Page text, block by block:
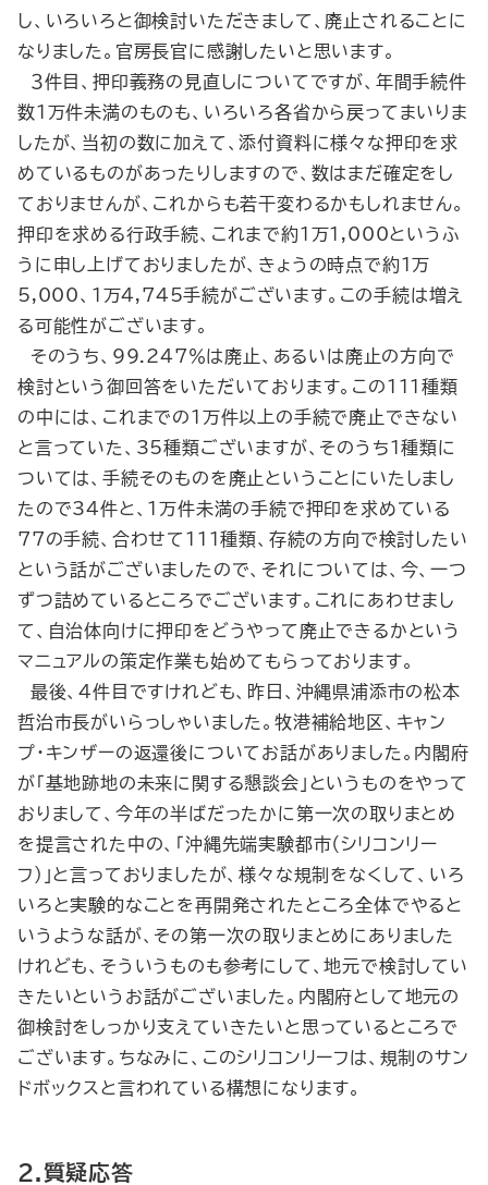
し、いろいろと御検討いただきまして、廃止されることに
なりました。官房長官に感謝したいと思います。
３件目、押印義務の見直しについてですが、年間手続件
数１万件未満のものも、いろいろ各省から戻ってまいりま
したが、当初の数に加えて、添付資料に様々な押印を求
めているものがあったりしますので、数はまだ確定をし
ておりませんが、これからも若干変わるかもしれません。
押印を求める行政手続、これまで約１万1,000というふ
うに申し上げておりましたが、きょうの時点で約１万
5,000、１万4,745手続がございます。この手続は増え
る可能性がございます。
そのうち、99.247％は廃止、あるいは廃止の方向で
検討という御回答をいただいております。この111種類
の中には、これまでの１万件以上の手続で廃止できない
と言っていた、35種類ございますが、そのうち１種類に
ついては、手続そのものを廃止ということにいたしまし
たので34件と、１万件未満の手続で押印を求めている
77の手続、合わせて111種類、存続の方向で検討したい
という話がございましたので、それについては、今、一つ
ずつ詰めているところでございます。これにあわせまし
て、自治体向けに押印をどうやって廃止できるかという
マニュアルの策定作業も始めてもらっております。
最後、４件目ですけれども、昨日、沖縄県浦添市の松本
哲治市長がいらっしゃいました。牧港補給地区、キャン
プ・キンザーの返還後についてお話がありました。内閣府
が「基地跡地の未来に関する懇談会」というものをやって
おりまして、今年の半ばだったかに第一次の取りまとめ
を提言された中の、「沖縄先端実験都市（シリコンリー
フ）」と言っておりましたが、様々な規制をなくして、いろ
いろと実験的なことを再開発されたところ全体でやると
いうような話が、その第一次の取りまとめにありました
けれども、そういうものも参考にして、地元で検討してい
きたいというお話がございました。内閣府として地元の
御検討をしっかり支えていきたいと思っているところで
ございます。ちなみに、このシリコンリーフは、規制のサン
ドボックスと言われている構想になります。
2.質疑応答